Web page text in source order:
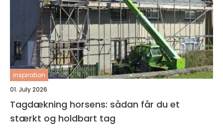
inspiration
01. July 2026
Tagdækning horsens: sådan får du et
stærkt og holdbart tag